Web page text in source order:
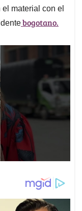
material con el
bogotano.